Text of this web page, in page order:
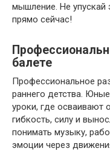
мышление. Не упускай
прямо сейчас!
балете
Профессиональное
раннего детства.
уроки, где осваивают
гибкость, силу и
понимать музыку,
эмоции через